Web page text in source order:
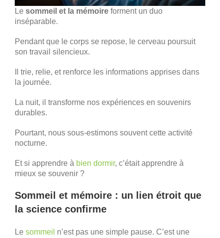
Le sommeil et la mémoire forment un duo
inséparable.
Pendant que le corps se repose, le cerveau poursuit
son travail silencieux.
Il trie, relie, et renforce les informations apprises dans
la journée.
La nuit, il transforme nos expériences en souvenirs
durables.
Pourtant, nous sous-estimons souvent cette activité
nocturne.
Et si apprendre à bien dormir, c’était apprendre à
mieux se souvenir ?
Sommeil et mémoire : un lien étroit que
la science confirme
Le sommeil n’est pas une simple pause. C’est une